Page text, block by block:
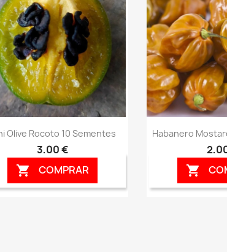
Vista rápida
Olive Rocoto 10 Sementes
3,00 €
 COMPRAR

Habanero
